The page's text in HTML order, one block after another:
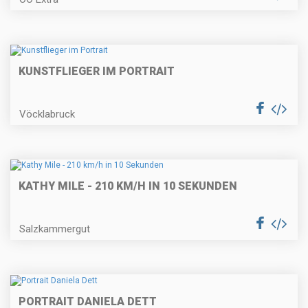
KUNSTFLIEGER IM PORTRAIT
Vöcklabruck
KATHY MILE - 210 KM/H IN 10 SEKUNDEN
Salzkammergut
PORTRAIT DANIELA DETT